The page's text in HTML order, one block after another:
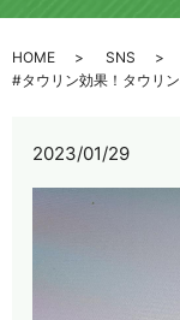
HOME
SNS
#タウリン効果！タウリ
2023/01/29